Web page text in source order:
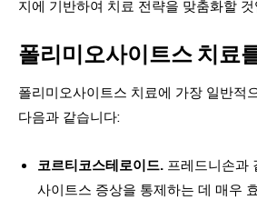
지에 기반하여 치료 전략을 맞춤화할 것
폴리미오사이트스 치료
폴리미오사이트스 치료에 가장 일반적
다음과 같습니다:
코르티코스테로이드. 프레드니손과
사이트스 증상을 통제하는 데 매우